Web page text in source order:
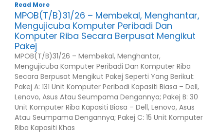
Read More
MPOB(T/B)31/26 – Membekal, Menghantar,
Mengujicuba Komputer Peribadi Dan
Komputer Riba Secara Berpusat Mengikut
Pakej
MPOB(T/B)31/26 – Membekal, Menghantar,
Mengujicuba Komputer Peribadi Dan Komputer Riba
Secara Berpusat Mengikut Pakej Seperti Yang Berikut:
Pakej A: 131 Unit Komputer Peribadi Kapasiti Biasa – Dell,
Lenovo, Asus Atau Seumpama Dengannya; Pakej B: 30
Unit Komputer Riba Kapasiti Biasa – Dell, Lenovo, Asus
Atau Seumpama Dengannya; Pakej C: 15 Unit Komputer
Riba Kapasiti Khas